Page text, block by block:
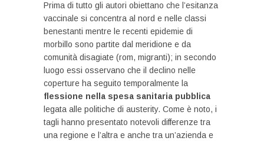
Prima di tutto gli autori obiettano che l’esitanza
vaccinale si concentra al nord e nelle classi
benestanti mentre le recenti epidemie di
morbillo sono partite dal meridione e da
comunità disagiate (rom, migranti); in secondo
luogo essi osservano che il declino nelle
coperture ha seguito temporalmente la
flessione nella spesa sanitaria pubblica
legata alle politiche di austerity. Come è noto, i
tagli hanno presentato notevoli differenze tra
una regione e l’altra e anche tra un’azienda e